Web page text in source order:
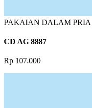
PAKAIAN DALAM PRIA
CD AG 8887
Rp 107.000